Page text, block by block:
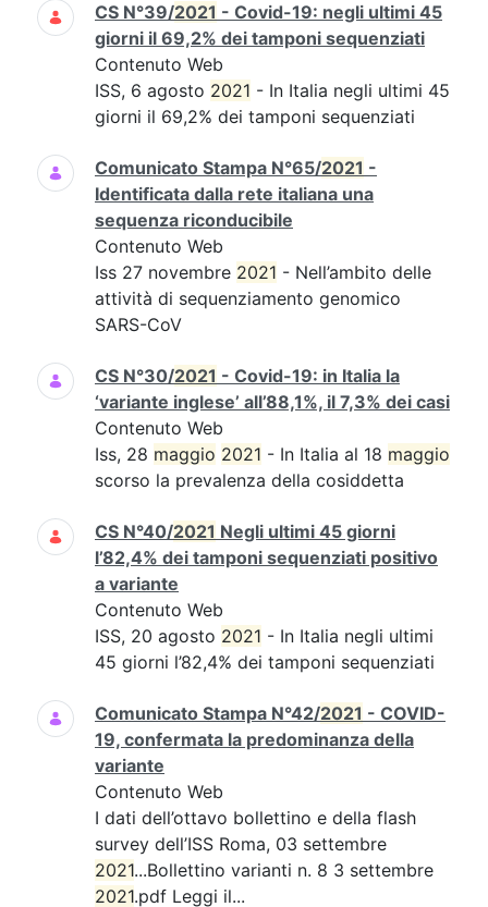
CS N°39/2021 - Covid-19: negli ultimi 45
giorni il 69,2% dei tamponi sequenziati
Contenuto Web
ISS, 6 agosto 2021 - In Italia negli ultimi 45
giorni il 69,2% dei tamponi sequenziati
Comunicato Stampa N°65/2021 -
Identificata dalla rete italiana una
sequenza riconducibile
Contenuto Web
Iss 27 novembre 2021 - Nell’ambito delle
attività di sequenziamento genomico
SARS-CoV
CS N°30/2021 - Covid-19: in Italia la
‘variante inglese’ all’88,1%, il 7,3% dei casi
Contenuto Web
Iss, 28 maggio 2021 - In Italia al 18 maggio
scorso la prevalenza della cosiddetta
CS N°40/2021 Negli ultimi 45 giorni
l’82,4% dei tamponi sequenziati positivo
a variante
Contenuto Web
ISS, 20 agosto 2021 - In Italia negli ultimi
45 giorni l’82,4% dei tamponi sequenziati
Comunicato Stampa N°42/2021 - COVID-
19, confermata la predominanza della
variante
Contenuto Web
I dati dell’ottavo bollettino e della flash
survey dell’ISS Roma, 03 settembre
2021...Bollettino varianti n. 8 3 settembre
2021.pdf Leggi il...